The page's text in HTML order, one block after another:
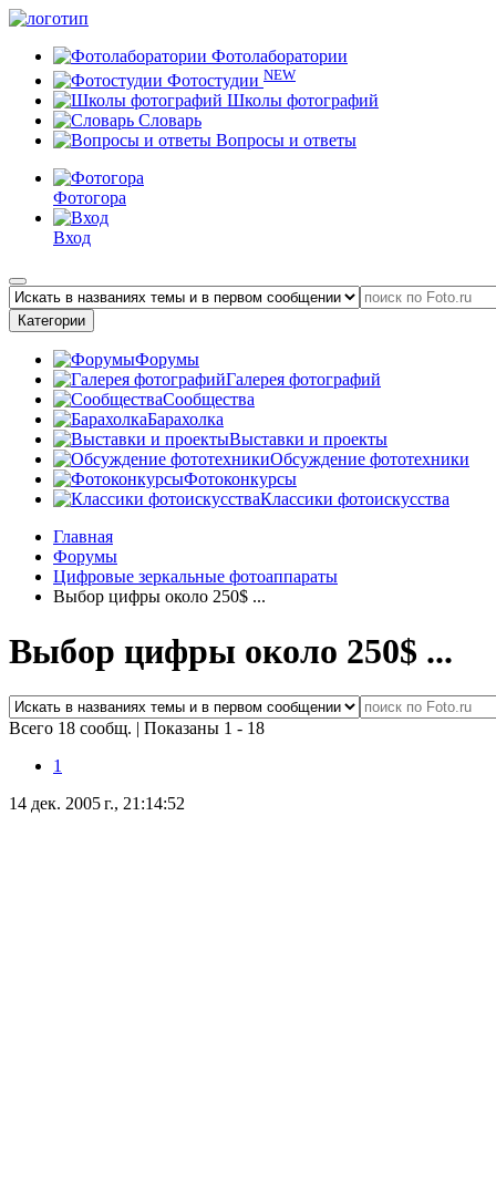
Фотолаборатории
Фотостудии NEW
Школы фотографий
Словарь
Вопросы и ответы
Фотогора
Вход
Категории
Форумы
Галерея фотографий
Сообщества
Барахолка
Выставки и проекты
Обсуждение фототехники
Фотоконкурсы
Классики фотоискусства
Главная
Форумы
Цифровые зеркальные фотоаппараты
Выбор цифры около 250$ ...
Выбор цифры около 250$ ...
Всего 18 сообщ. | Показаны 1 - 18
1
14 дек. 2005 г., 21:14:52